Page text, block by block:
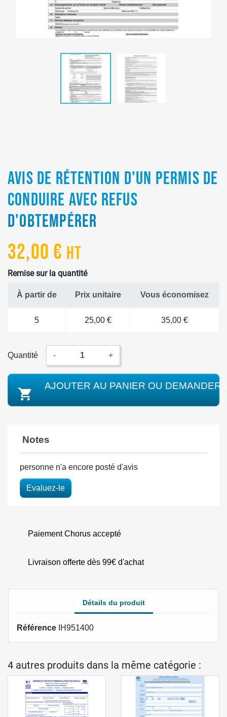
AVIS DE RÉTENTION D'UN PERMIS DE
CONDUIRE AVEC REFUS
D'OBTEMPÉRER
32,00 € HT
Remise sur la quantité
À partir de Prix unitaire Vous économisez
5 25,00 € 35,00 €
Quantité - +

AJOUTER AU PANIER OU DEMANDER
Notes
personne n'a encore posté d'avis
Evaluez-le
Paiement Chorus accepté
Livraison offerte dès 99€ d'achat
Détails du produit
Référence IH951400
4 autres produits dans la même catégorie :